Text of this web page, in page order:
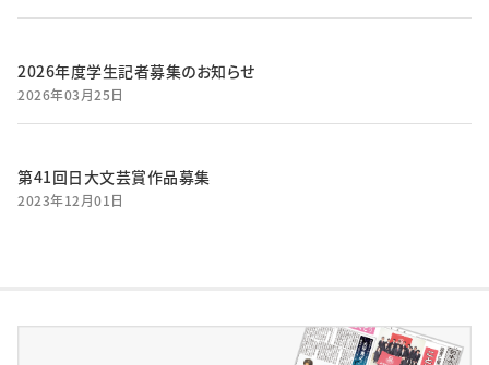
2026年度学生記者募集のお知らせ
2026年03月25日
第41回日大文芸賞作品募集
2023年12月01日